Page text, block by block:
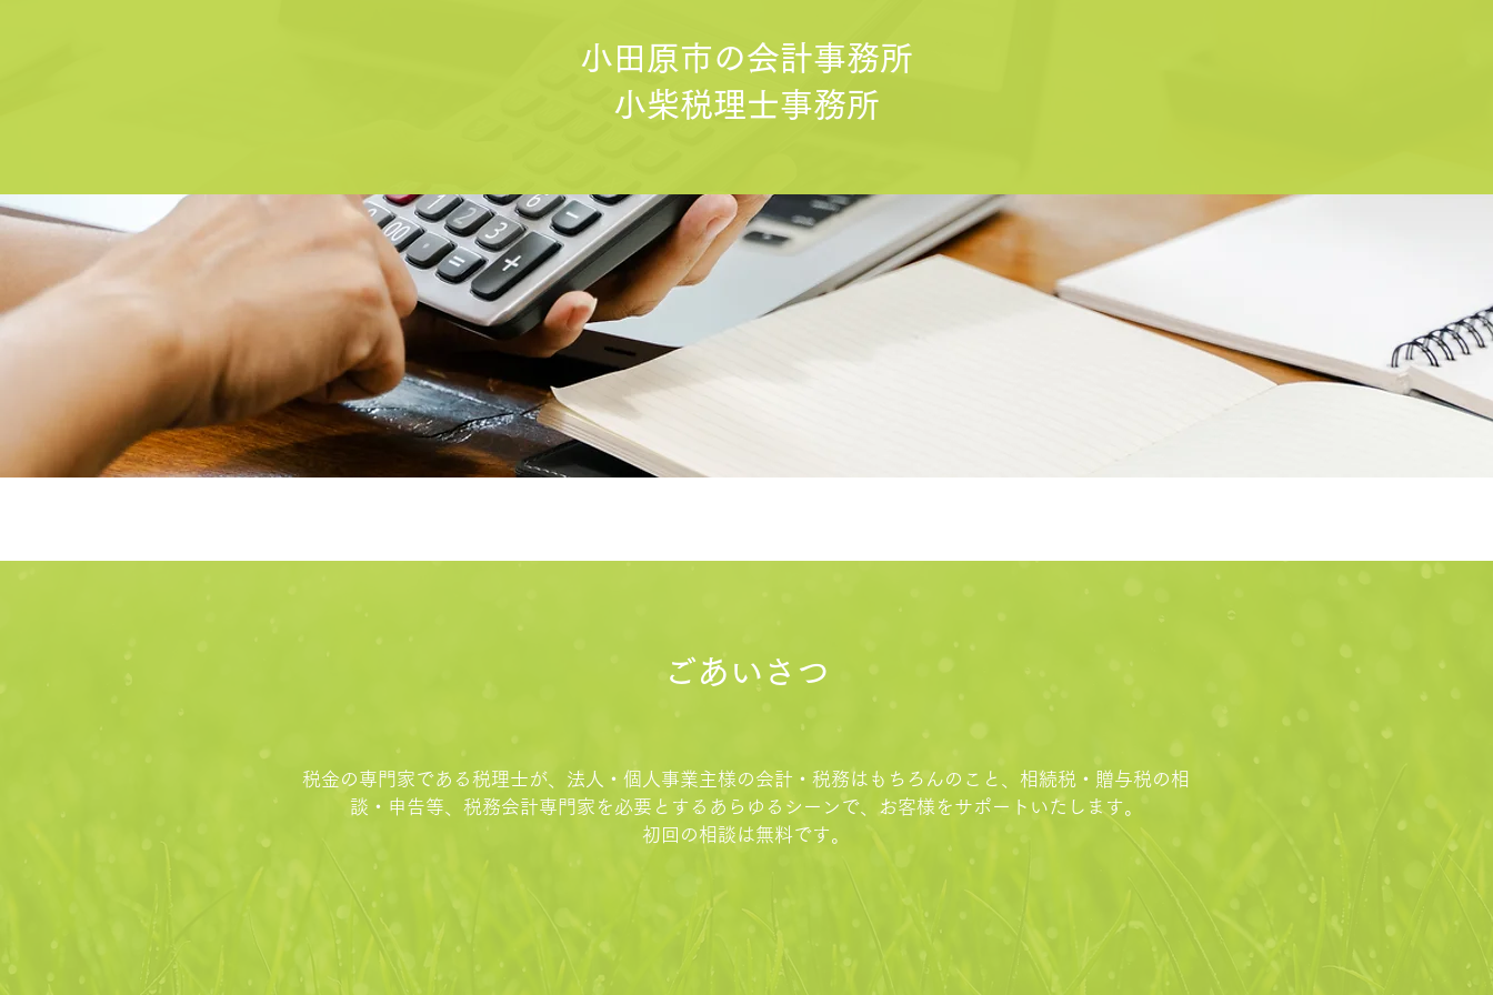
小田原市の会計事務所
小柴税理士事務所
​ごあいさつ
税金の専門家である税理士が、法人・個人事業主様の会計・税務はもちろんのこと、相続税・贈与税の相
談・申告等、税務会計専門家を必要とするあらゆるシーンで、お客様をサポートいたします。
初回の相談は無料です。